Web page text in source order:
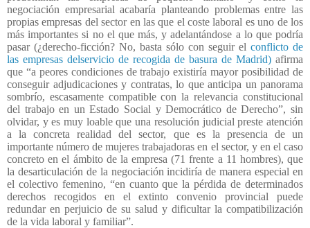
negociación empresarial acabaría planteando problemas entre las
propias empresas del sector en las que el coste laboral es uno de los
más importantes si no el que más, y adelantándose a lo que podría
pasar (¿derecho-ficción? No, basta sólo con seguir el conflicto de
las empresas delservicio de recogida de basura de Madrid) afirma
que “a peores condiciones de trabajo existiría mayor posibilidad de
conseguir adjudicaciones y contratas, lo que anticipa un panorama
sombrío, escasamente compatible con la relevancia constitucional
del trabajo en un Estado Social y Democrático de Derecho”, sin
olvidar, y es muy loable que una resolución judicial preste atención
a la concreta realidad del sector, que es la presencia de un
importante número de mujeres trabajadoras en el sector, y en el caso
concreto en el ámbito de la empresa (71 frente a 11 hombres), que
la desarticulación de la negociación incidiría de manera especial en
el colectivo femenino, “en cuanto que la pérdida de determinados
derechos recogidos en el extinto convenio provincial puede
redundar en perjuicio de su salud y dificultar la compatibilización
de la vida laboral y familiar”.